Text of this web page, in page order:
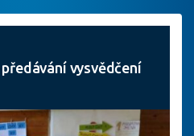
předávání vysvědčení